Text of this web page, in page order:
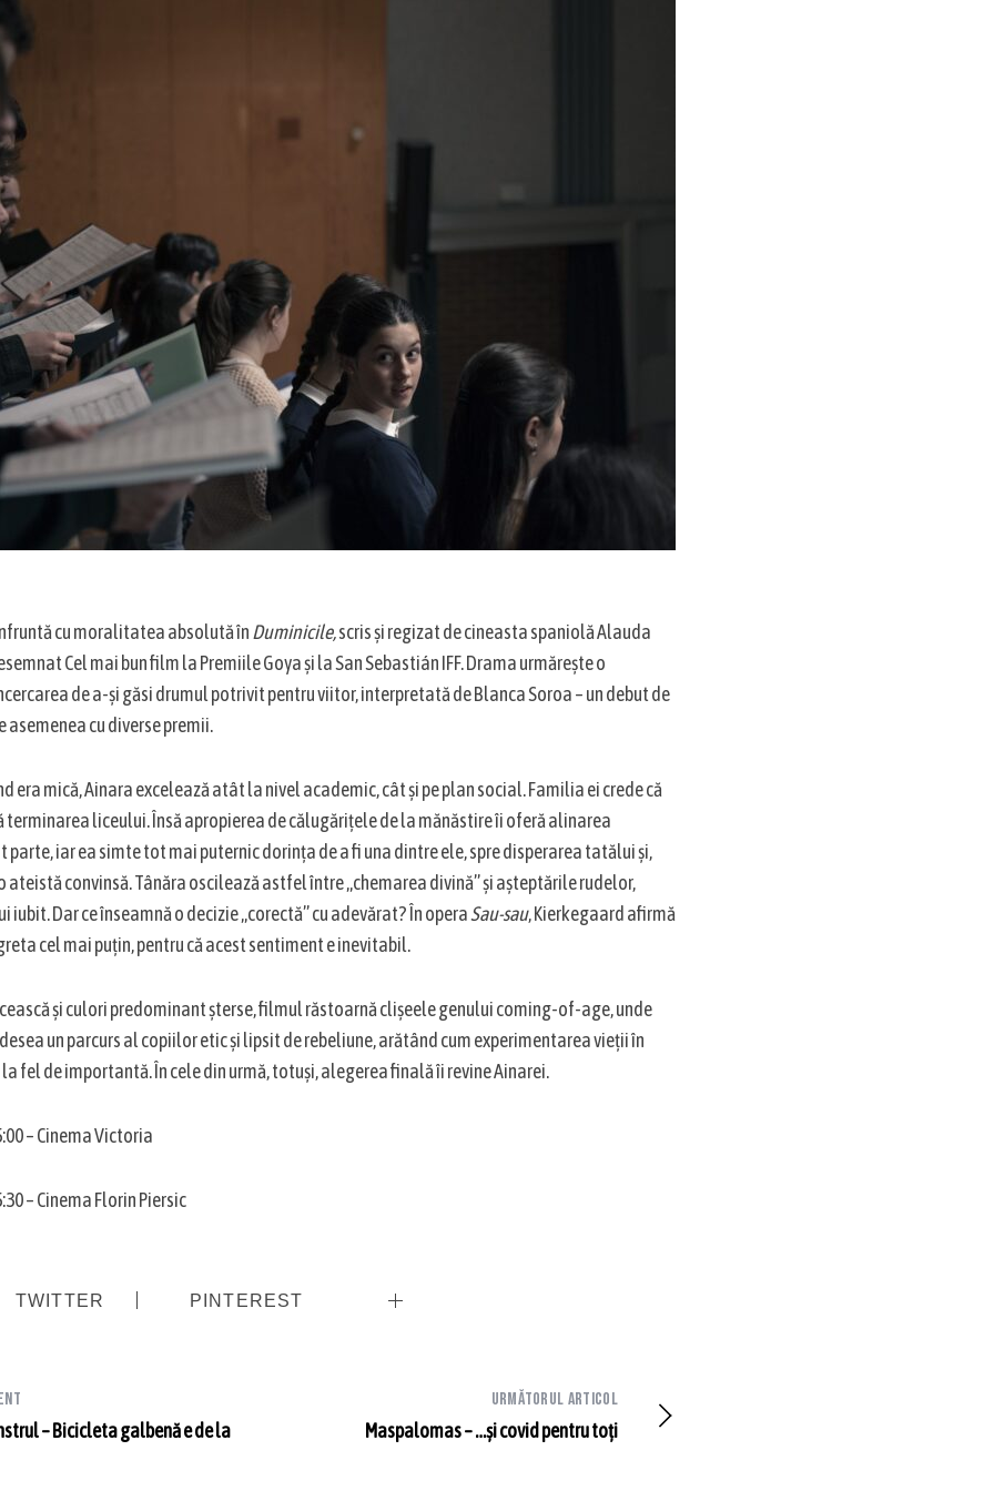
cu moralitatea absolută înDuminicile,scris și regizat de cineasta spaniolă Alauda
Cel mai bun film la Premiile Goya și la San Sebastián IFF. Drama urmărește o
de a-și găsi drumul potrivit pentru viitor, interpretată de Blanca Soroa – un debut de
asemenea cu diverse premii.
era mică, Ainara excelează atât la nivel academic, cât și pe plan social. Familia ei crede că
liceului. Însă apropierea de călugărițele de la mănăstire îi oferă alinarea
parte, iar ea simte tot mai puternic dorința de a fi una dintre ele, spre disperarea tatălui și,
ateistă convinsă. Tânăra oscilează astfel între „chemarea divină” și așteptările rudelor,
Dar ce înseamnă o decizie „corectă” cu adevărat? În operaSau-sau, Kierkegaard afirmă
cel mai puțin, pentru că acest sentiment e inevitabil.
și culori predominant șterse, filmul răstoarnă clișeele genului coming-of-age, unde
un parcurs al copiilor etic și lipsit de rebeliune, arătând cum experimentarea vieții în
fel de importantă. În cele din urmă, totuși, alegerea finală îi revine Ainarei.
– Cinema Victoria
– Cinema Florin Piersic
TWITTER PINTEREST
– Bicicleta galbenă e de la
Următorul articol
Maspalomas – …și covid pentru toți